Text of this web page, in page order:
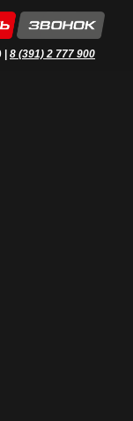
8 (391) 2 777 900